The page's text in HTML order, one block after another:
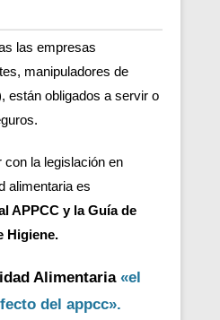
las empresas
manipuladores de
están obligados a servir o
la legislación en
alimentaria es
APPCC y la Guía de
Higiene.
Alimentaria «el
del appcc».